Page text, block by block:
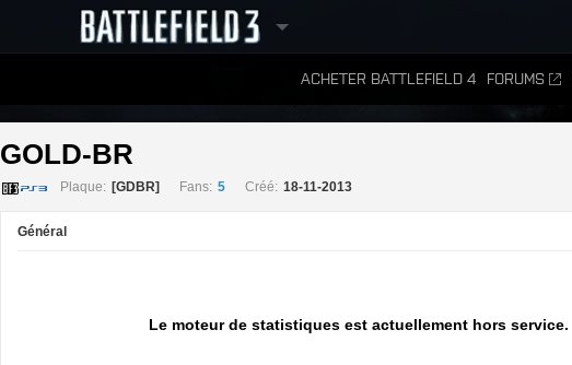
ACHETER BATTLEFIELD 4 FORUMS
CLASSEMENTS
GOLD-BR
Plaque: [GDBR] Fans: 5 Créé: 18-11-2013
Général
Le moteur de statistiques est actuellement hors service.